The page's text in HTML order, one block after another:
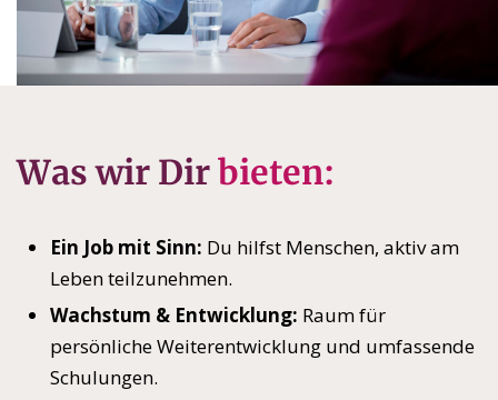
Was wir Dirbieten:
Ein Job mit Sinn: Du hilfst Menschen, aktiv am
Leben teilzunehmen.
Wachstum & Entwicklung: Raum für
persönliche Weiterentwicklung und umfassende
Schulungen.